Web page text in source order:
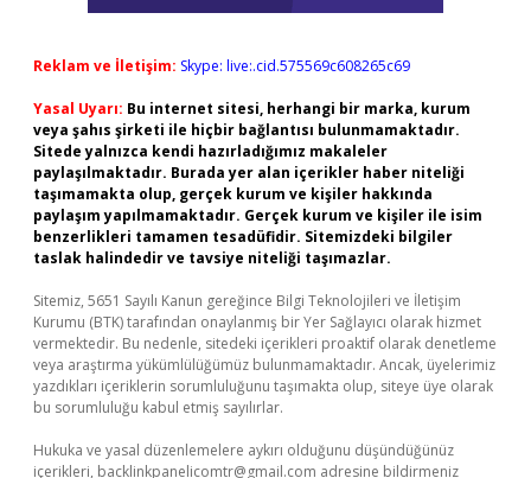
Reklam ve İletişim: Skype: live:.cid.575569c608265c69
Yasal Uyarı: Bu internet sitesi, herhangi bir marka, kurum
veya şahıs şirketi ile hiçbir bağlantısı bulunmamaktadır.
Sitede yalnızca kendi hazırladığımız makaleler
paylaşılmaktadır. Burada yer alan içerikler haber niteliği
taşımamakta olup, gerçek kurum ve kişiler hakkında
paylaşım yapılmamaktadır. Gerçek kurum ve kişiler ile isim
benzerlikleri tamamen tesadüfidir. Sitemizdeki bilgiler
taslak halindedir ve tavsiye niteliği taşımazlar.
Sitemiz, 5651 Sayılı Kanun gereğince Bilgi Teknolojileri ve İletişim
Kurumu (BTK) tarafından onaylanmış bir Yer Sağlayıcı olarak hizmet
vermektedir. Bu nedenle, sitedeki içerikleri proaktif olarak denetleme
veya araştırma yükümlülüğümüz bulunmamaktadır. Ancak, üyelerimiz
yazdıkları içeriklerin sorumluluğunu taşımakta olup, siteye üye olarak
bu sorumluluğu kabul etmiş sayılırlar.
Hukuka ve yasal düzenlemelere aykırı olduğunu düşündüğünüz
içerikleri, backlinkpanelicomtr@gmail.com adresine bildirmeniz